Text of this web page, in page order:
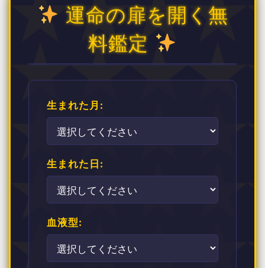
運命の扉を開く無
料鑑定
生まれた月:
生まれた日:
血液型: